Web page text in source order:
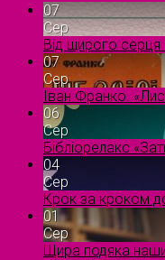
07
Сер
Від щирого
07
Сер
Іван Франко.
06
Сер
Бібліорелакс
04
Сер
Крок за кроком
01
Сер
Щира подяка